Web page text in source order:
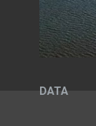
DATA